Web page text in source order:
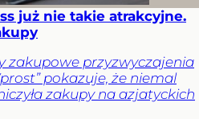
już nie takie atrakcyjne.
zakupowe przyzwyczajenia
pokazuje, że niemal
zakupy na azjatyckich